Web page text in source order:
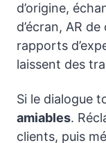
d’origine,
d’écran, AR
rapports
laissent des
Si le dialogue
amiables.
clients, puis